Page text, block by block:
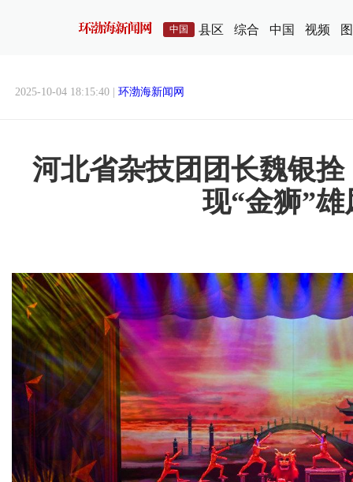
中国 县区 综合 中国 视频
2025-10-04 18:15:40 | 环渤海新闻网
河北省杂技团团长魏银拴
现“金狮”雄